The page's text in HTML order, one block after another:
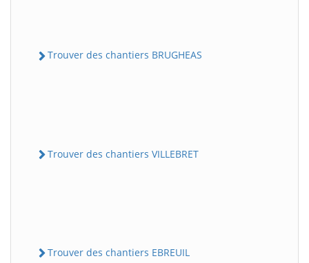
Trouver des chantiers BRUGHEAS
Trouver des chantiers VILLEBRET
Trouver des chantiers EBREUIL